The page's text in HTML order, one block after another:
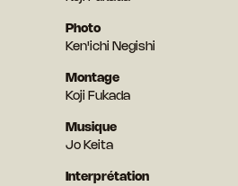
Photo
Ken'ichi Negishi
Montage
Koji Fukada
Musique
Jo Keita
Interprétation